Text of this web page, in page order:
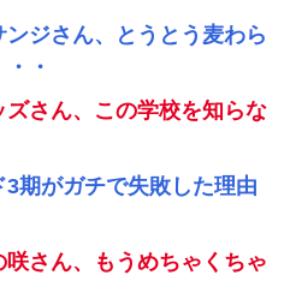
ンジさん、とうとう麦わら
・
ズさん、この学校を知らな
3期がガチで失敗した理由
咲さん、もうめちゃくちゃ